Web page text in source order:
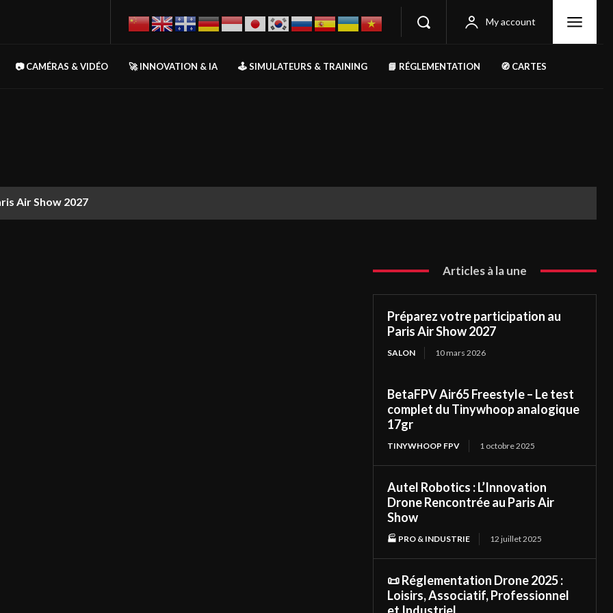
My account
📷 CAMÉRAS & VIDÉO 🚀 INNOVATION & IA 🕹️ SIMULATEURS & TRAINING 📘 RÉGLEMENTATION 🧭 CARTES
Air Show 2027
Articles à la une
Préparez votre participation au
Paris Air Show 2027
SALON 10 mars 2026
BetaFPV Air65 Freestyle – Le test
complet du Tinywhoop analogique
17gr
TINYWHOOP FPV 1 octobre 2025
Autel Robotics : L’Innovation
Drone Rencontrée au Paris Air
Show
🏭 PRO & INDUSTRIE 12 juillet 2025
📜 Réglementation Drone 2025 :
Loisirs, Associatif, Professionnel